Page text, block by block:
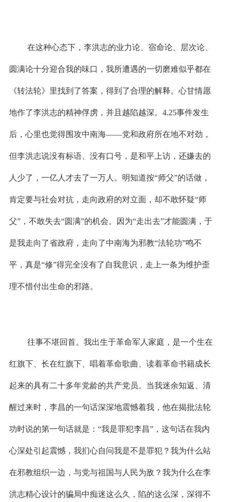
在这种心态下，李洪志的业力论、宿命论、层次论、
圆满论十分迎合我的味口，我所遭遇的一切磨难似乎都在
《转法轮》里找到了答案，得到了合理的解释。心甘情愿
地作了李洪志的精神俘虏，并且越陷越深。4.25事件发生
后，心里也觉得围攻中南海——党和政府所在地不对劲，
但李洪志说没有标语、没有口号，是和平上访，还嫌去的
人少了，一亿人才去了一万人。明知道按“师父”的话做，
肯定要与社会对抗，走向政府的对立面，却不敢怀疑“师
父”，不敢失去“圆满”的机会。因为“走出去”才能圆满，于
是我走向了省政府，走向了中南海为邪教“法轮功”鸣不
平，真是“修”得完全没有了自我意识，走上一条为维护歪
理不惜付出生命的邪路。
往事不堪回首。我出生于革命军人家庭，是一个生在
红旗下、长在红旗下、唱着革命歌曲、读着革命书籍成长
起来的具有二十多年党龄的共产党员。当我迷余知返、清
醒过来时，李昌的一句话深深地震憾着我，他在揭批法轮
功时说的第一句话就是：“我是罪犯李昌”，这句话在我内
心深处引起震憾，我扪心自问我是不是罪犯？我为什么站
在邪教组织一边，与党与祖国与人民为敌？我为什么在李
洪志精心设计的骗局中痴迷这么久，陷的这么深，深得不